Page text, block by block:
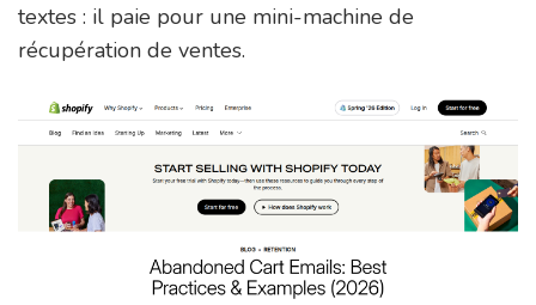
textes : il paie pour une mini-machine de
récupération de ventes.